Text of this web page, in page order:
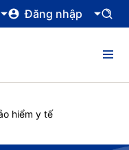
Đăng nhập
hiểm y tế